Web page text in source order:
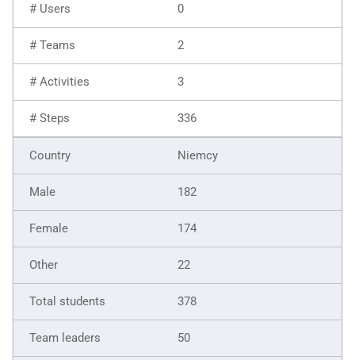
0
2
3
336
Niemcy
182
174
22
378
50